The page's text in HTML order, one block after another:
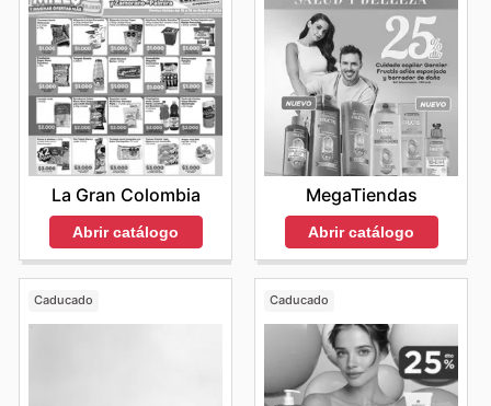
La Gran Colombia
Abrir catálogo
MegaTiendas
Abrir catálogo
Caducado Caducado